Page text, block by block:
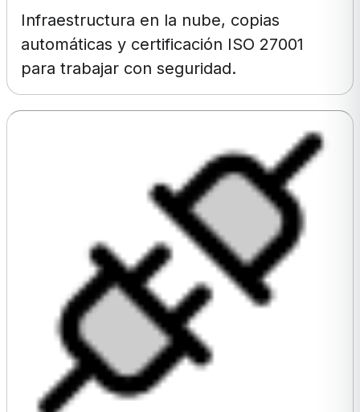
Infraestructura en la nube, copias
automáticas y certificación ISO 27001
para trabajar con seguridad.